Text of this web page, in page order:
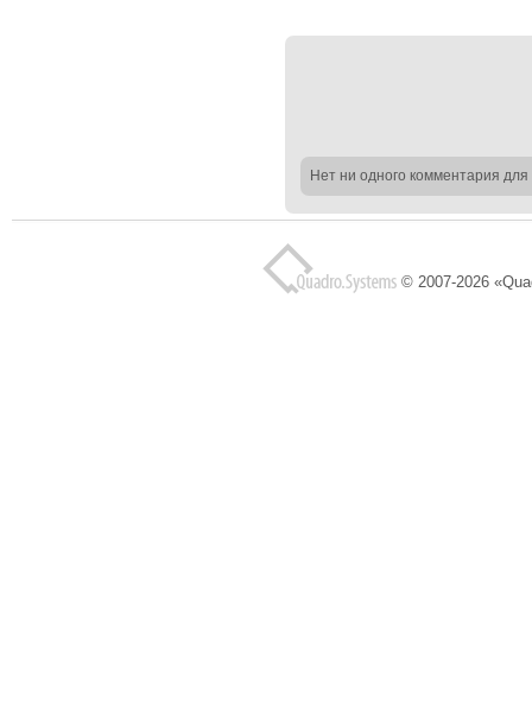
Нет ни одного комментария
© 2007-2026